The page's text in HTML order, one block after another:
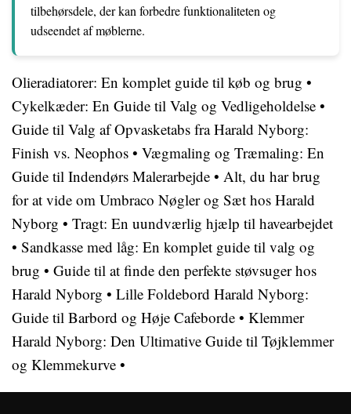
tilbehørsdele, der kan forbedre funktionaliteten og
udseendet af møblerne.
Olieradiatorer: En komplet guide til køb og brug •
Cykelkæder: En Guide til Valg og Vedligeholdelse •
Guide til Valg af Opvasketabs fra Harald Nyborg:
Finish vs. Neophos • Vægmaling og Træmaling: En
Guide til Indendørs Malerarbejde • Alt, du har brug
for at vide om Umbraco Nøgler og Sæt hos Harald
Nyborg • Tragt: En uundværlig hjælp til havearbejdet
• Sandkasse med låg: En komplet guide til valg og
brug • Guide til at finde den perfekte støvsuger hos
Harald Nyborg • Lille Foldebord Harald Nyborg:
Guide til Barbord og Høje Cafeborde • Klemmer
Harald Nyborg: Den Ultimative Guide til Tøjklemmer
og Klemmekurve •